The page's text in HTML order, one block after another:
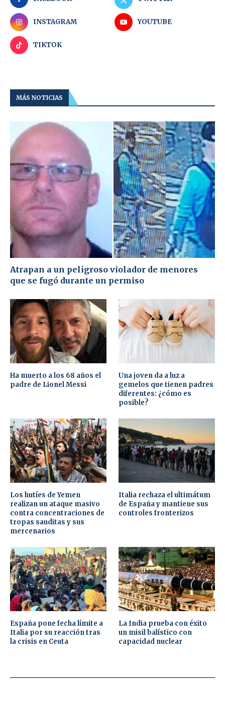
INSTAGRAM YOUTUBE
TIKTOK
MÁS NOTICIAS
Atrapan a un peligroso violador de menores
que se fugó durante un permiso
Ha muerto a los 68 años el
padre de Lionel Messi
Una joven da a luz a
gemelos que tienen padres
diferentes: ¿cómo es
posible?
Los hutíes de Yemen
realizan un ataque masivo
contra concentraciones de
tropas sauditas y sus
mercenarios
Italia rechaza el ultimátum
de España y mantiene sus
controles fronterizos
España pone fecha límite a
Italia por su reacción tras
la crisis en Ceuta
La India prueba con éxito
un misil balístico con
capacidad nuclear